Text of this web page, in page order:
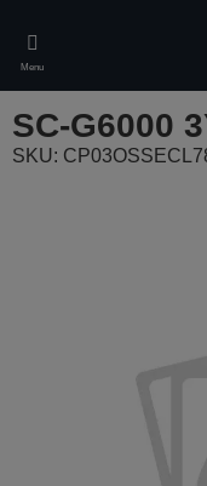
main
content
Menu
SC-G6000
SKU: